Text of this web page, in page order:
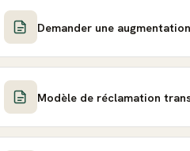
Demander une
Modèle de réclamation